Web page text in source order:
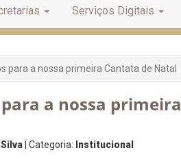
Serviços Digitais
para a nossa primeira Cantata de Natal
a nossa primeira
| Categoria: Institucional